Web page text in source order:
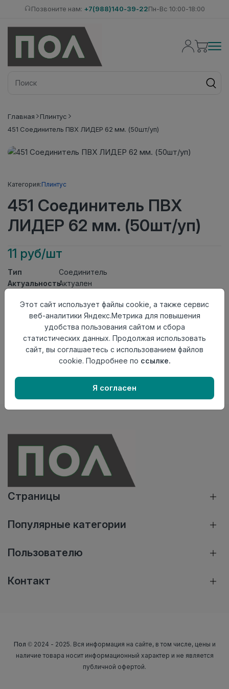
Позвоните нам: +7(988)140-39-22Пн-Вс 10:00-18:00
Главная
Плинтус
451 Соединитель ПВХ ЛИДЕР 62 мм. (50шт/уп)
Категория:Плинтус
451 Соединитель ПВХ
ЛИДЕР 62 мм. (50шт/уп)
11 руб/шт
Тип
Соединитель
АктуальностьАктуален
Осталось35 шт
Добавить в корзину
Внимание! Внешний вид товара может отличаться от
представленного на настоящем сайте. Проверяйте
в момент приобретения товара.
Страницы
Популярные категории
Пользователю
Контакт
Пол © 2024 - 2025. Вся информация на сайте, в том числе, цены и
наличие товара носит информационный характер и не является
публичной офертой.
Этот сайт использует файлы cookie, а также сервис
веб-аналитики Яндекс.Метрика для повышения
удобства пользования сайтом и сбора
статистических данных. Продолжая использовать
сайт, вы соглашаетесь с использованием файлов
cookie. Подробнее по ссылке.
Я согласен